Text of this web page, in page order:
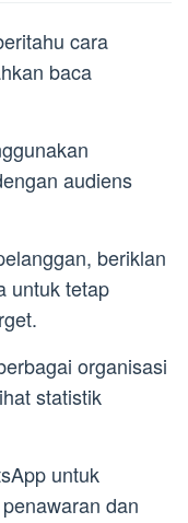
cara
baca
audiens
beriklan
untuk tetap
organisasi
statistik
untuk
dan